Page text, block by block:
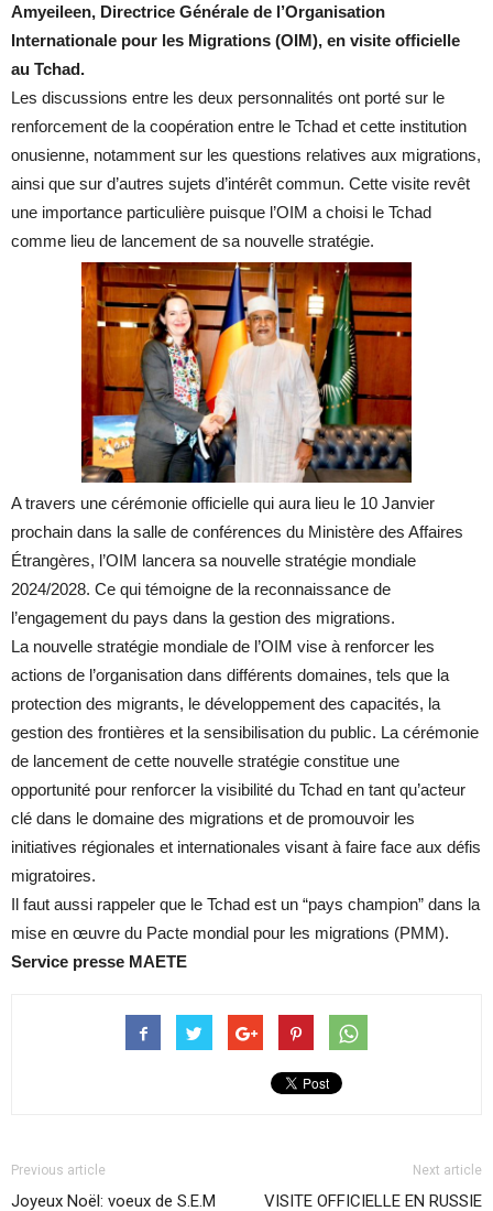
Amyeileen, Directrice Générale de l’Organisation
Internationale pour les Migrations (OIM), en visite officielle
au Tchad.
Les discussions entre les deux personnalités ont porté sur le
renforcement de la coopération entre le Tchad et cette institution
onusienne, notamment sur les questions relatives aux migrations,
ainsi que sur d’autres sujets d’intérêt commun. Cette visite revêt
une importance particulière puisque l’OIM a choisi le Tchad
comme lieu de lancement de sa nouvelle stratégie.
A travers une cérémonie officielle qui aura lieu le 10 Janvier
prochain dans la salle de conférences du Ministère des Affaires
Étrangères, l’OIM lancera sa nouvelle stratégie mondiale
2024/2028. Ce qui témoigne de la reconnaissance de
l’engagement du pays dans la gestion des migrations.
La nouvelle stratégie mondiale de l’OIM vise à renforcer les
actions de l’organisation dans différents domaines, tels que la
protection des migrants, le développement des capacités, la
gestion des frontières et la sensibilisation du public. La cérémonie
de lancement de cette nouvelle stratégie constitue une
opportunité pour renforcer la visibilité du Tchad en tant qu’acteur
clé dans le domaine des migrations et de promouvoir les
initiatives régionales et internationales visant à faire face aux défis
migratoires.
Il faut aussi rappeler que le Tchad est un “pays champion” dans la
mise en œuvre du Pacte mondial pour les migrations (PMM).
Service presse MAETE
Previous article
Joyeux Noël: voeux de S.E.M
Next article
VISITE OFFICIELLE EN RUSSIE